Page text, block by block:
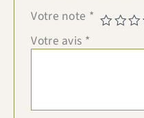
Votre note *
Votre avis *